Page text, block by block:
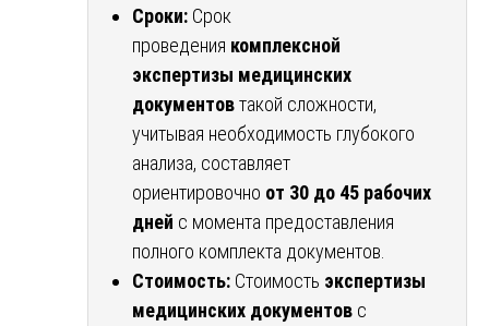
Сроки: Срок
проведения комплексной
экспертизы медицинских
документовтакой сложности,
учитывая необходимость глубокого
анализа, составляет
ориентировочно от 30 до 45 рабочих
дней с момента предоставления
полного комплекта документов.
Стоимость: Стоимость экспертизы
медицинских документов с